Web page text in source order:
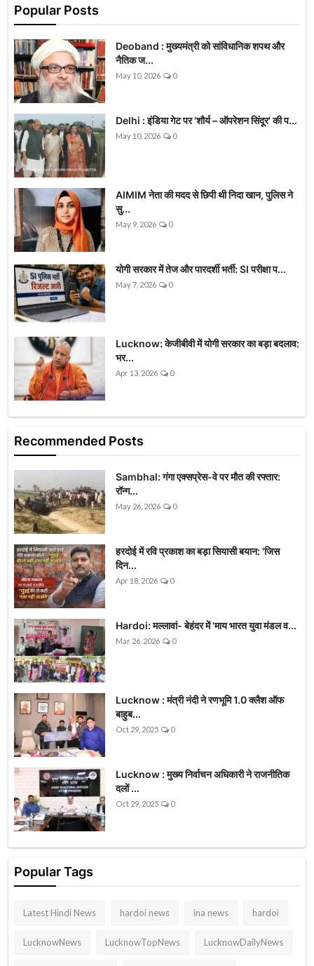
Popular Posts
Deoband : मुख्यमंत्री को सांविधानिक शपथ और
नैतिक ज...
May 10, 2026 0
Delhi : इंडिया गेट पर 'शौर्य – ऑपरेशन सिंदूर' की प...
May 10, 2026 0
AIMIM नेता की मदद से छिपी थी निदा खान, पुलिस ने
सु...
May 9, 2026 0
योगी सरकार में तेज और पारदर्शी भर्ती: SI परीक्षा प...
May 7, 2026 0
Lucknow: केजीबीवी में योगी सरकार का बड़ा बदलाव:
भर...
Apr 13, 2026 0
Recommended Posts
Sambhal: गंगा एक्सप्रेस-वे पर मौत की रफ्तार:
रॉन्ग...
May 26, 2026 0
हरदोई में रवि प्रकाश का बड़ा सियासी बयान: 'जिस
दिन...
Apr 18, 2026 0
Hardoi: मल्लावां- बेहंदर में 'माय भारत युवा मंडल व...
Mar 26, 2026 0
Lucknow : मंत्री नंदी ने रणभूमि 1.0 क्लैश ऑफ
बाहुब...
Oct 29, 2025 0
Lucknow : मुख्य निर्वाचन अधिकारी ने राजनीतिक
दलों ...
Oct 29, 2025 0
Popular Tags
Latest Hindi News hardoi news ina news hardoi
LucknowNews LucknowTopNews LucknowDailyNews